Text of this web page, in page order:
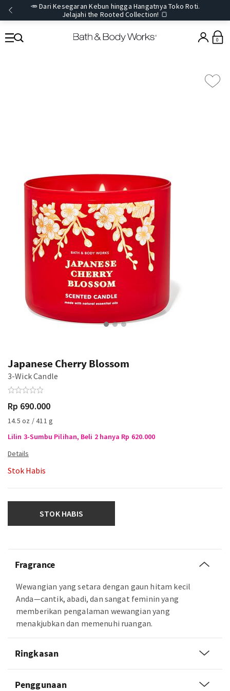
🥕 Dari Kesegaran Kebun hingga Hangatnya Toko Roti.
Jelajahi the Rooted Collection! 🍞
0
Japanese Cherry Blossom
3-Wick Candle
Rp 690.000
14.5 oz / 411 g
Lilin 3-Sumbu Pilihan, Beli 2 hanya Rp 620.000
Stok Habis
STOK HABIS
Fragrance
Wewangian yang setara dengan gaun hitam kecil
Anda—cantik, abadi, dan sangat feminin yang
memberikan pengalaman wewangian yang
menakjubkan dan memenuhi ruangan.
Ringkasan
Penggunaan